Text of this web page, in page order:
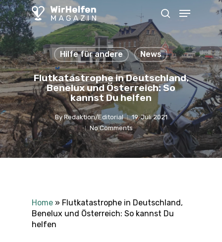
Skip
to
main
content
Menu
Hilfe für andere News
Flutkatastrophe in Deutschland,
Benelux und Österreich: So
kannst Du helfen
By Redaktion/Editorial
19. Juli 2021
No Comments
Home » Flutkatastrophe in Deutschland,
Benelux und Österreich: So kannst Du
helfen